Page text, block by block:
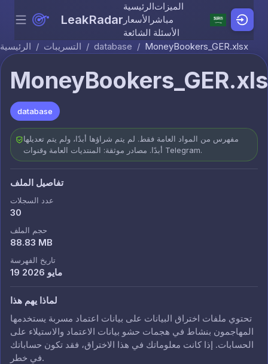
Skip to content
Menu LeakRadar
الرئيسيةالميزات
الأسعار مباشر
الأسئلة الشائعة
الرئيسية / التسريبات / database / MoneyBookers_GER.xlsx
database
مفهرس من المواد العامة فقط. لم يتم شراؤها أبدًا، ولم يتم تعديلها
أبدًا. مصادر موثقة: المنتديات العامة وقنوات Telegram.
تفاصيل الملف
عدد السجلات
30
حجم الملف
88.83 MB
تاريخ الفهرسة
19 مايو 2026
لماذا يهم هذا
تحتوي ملفات اختراق البيانات على بيانات اعتماد مسربة يستخدمها
المهاجمون بنشاط في هجمات حشو بيانات الاعتماد والاستيلاء على
الحسابات. إذا كانت معلوماتك في هذا الاختراق، فقد تكون حساباتك
في خطر.